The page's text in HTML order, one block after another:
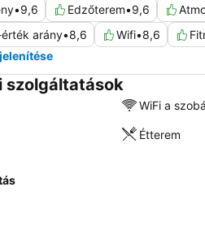
•9,6 Edzőterem•9,6
arány•8,6 Wifi•8,6
szolgáltatások
WiFi a
Étterem